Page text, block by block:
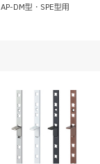
AP-DM型・SPE型用